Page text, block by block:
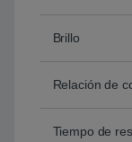
Brillo
Relación de
Tiempo de